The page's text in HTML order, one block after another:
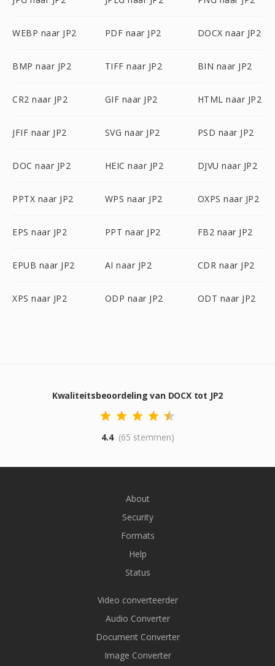
WEBP naar JP2 PDF naar JP2 DOCX naar JP2
BMP naar JP2 TIFF naar JP2 BIN naar JP2
CR2 naar JP2 GIF naar JP2 HTML naar JP2
JFIF naar JP2 SVG naar JP2 PSD naar JP2
DOC naar JP2 HEIC naar JP2 DJVU naar JP2
PPTX naar JP2 WPS naar JP2 OXPS naar JP2
EPS naar JP2 PPT naar JP2 FB2 naar JP2
EPUB naar JP2 AI naar JP2 CDR naar JP2
XPS naar JP2 ODP naar JP2 ODT naar JP2
Kwaliteitsbeoordeling van DOCX tot JP2
4.4 (65 stemmen)
About
Security
Formats
Help
Status
Video converteerder
Audio Converter
Document Converter
Image Converter